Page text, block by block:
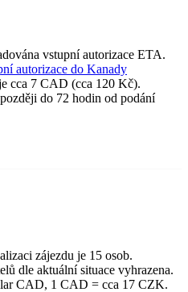
vstupní autorizace ETA.
autorizace do Kanady
cca 7 CAD (cca 120 Kč).
do 72 hodin od podání
zájezdu je 15 osob.
dle aktuální situace vyhrazena.
CAD, 1 CAD = cca 17 CZK.